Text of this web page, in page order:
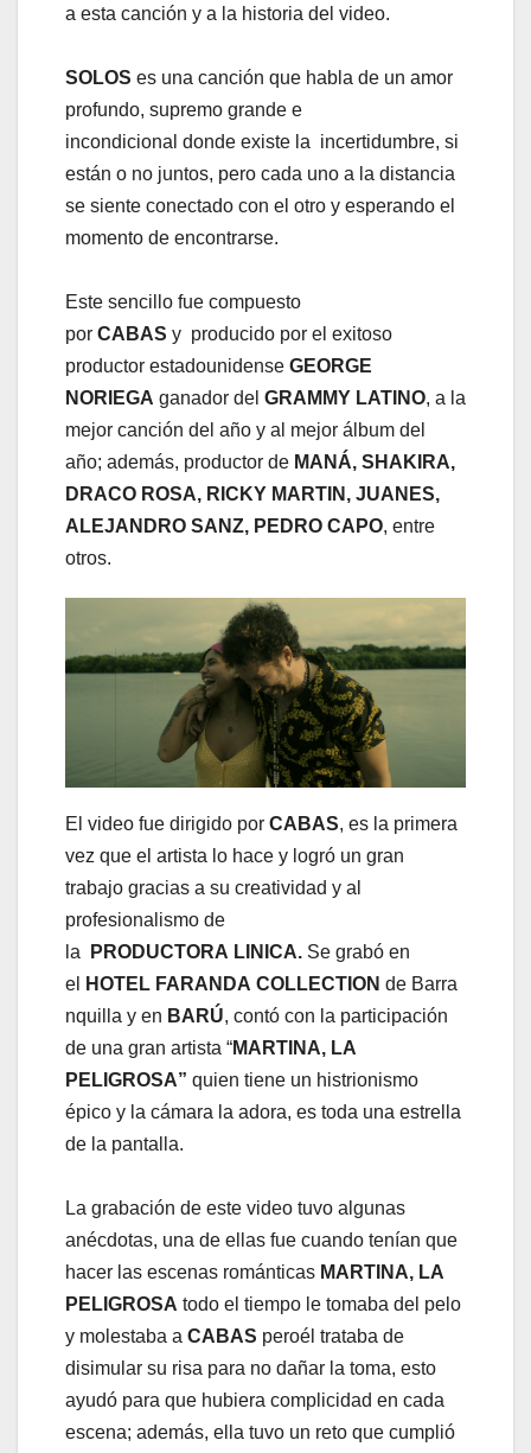
a esta canción y a la historia del video.
SOLOS es una canción que habla de un amor
profundo, supremo grande e
incondicional donde existe la incertidumbre, si
están o no juntos, pero cada uno a la distancia
se siente conectado con el otro y esperando el
momento de encontrarse.
Este sencillo fue compuesto
por CABAS y producido por el exitoso
productor estadounidense GEORGE
NORIEGA ganador del GRAMMY LATINO, a la
mejor canción del año y al mejor álbum del
año; además, productor de MANÁ, SHAKIRA,
DRACO ROSA, RICKY MARTIN, JUANES,
ALEJANDRO SANZ, PEDRO CAPO, entre
otros.
El video fue dirigido por CABAS, es la primera
vez que el artista lo hace y logró un gran
trabajo gracias a su creatividad y al
profesionalismo de
la
PRODUCTORA LINICA. Se grabó en
el
HOTEL FARANDA COLLECTION de Barra
nquilla y en BARÚ, contó con la participación
de una gran artista “MARTINA, LA
PELIGROSA” quien tiene un histrionismo
épico y la cámara la adora, es toda una estrella
de la pantalla.
La grabación de este video tuvo algunas
anécdotas, una de ellas fue cuando tenían que
hacer las escenas románticas MARTINA, LA
PELIGROSA todo el tiempo le tomaba del pelo
y molestaba a CABAS peroél trataba de
disimular su risa para no dañar la toma, esto
ayudó para que hubiera complicidad en cada
escena; además, ella tuvo un reto que cumplió